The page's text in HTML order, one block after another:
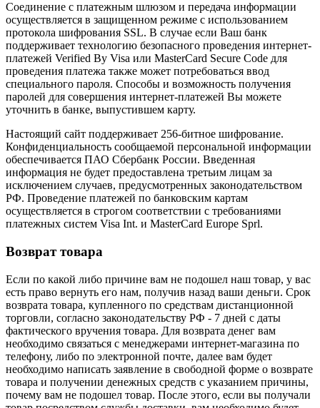
Соединение с платежным шлюзом и передача информации
осуществляется в защищенном режиме с использованием
протокола шифрования SSL. В случае если Ваш банк
поддерживает технологию безопасного проведения интернет-
платежей Verified By Visa или MasterCard Secure Code для
проведения платежа также может потребоваться ввод
специального пароля. Способы и возможность получения
паролей для совершения интернет-платежей Вы можете
уточнить в банке, выпустившем карту.
Настоящий сайт поддерживает 256-битное шифрование.
Конфиденциальность сообщаемой персональной информации
обеспечивается ПАО Сбербанк России. Введенная
информация не будет предоставлена третьим лицам за
исключением случаев, предусмотренных законодательством
РФ. Проведение платежей по банковским картам
осуществляется в строгом соответствии с требованиями
платежных систем Visa Int. и MasterCard Europe Sprl.
Возврат товара
Если по какой либо причине вам не подошел наш товар, у вас
есть право вернуть его нам, получив назад ваши деньги. Срок
возврата товара, купленного по средствам дистанционной
торговли, согласно законодательству РФ - 7 дней с даты
фактического вручения товара. Для возврата денег вам
необходимо связаться с менеджерами интернет-магазина по
телефону, либо по электронной почте, далее вам будет
необходимо написать заявление в свободной форме о возврате
товара и получении денежных средств с указанием причины,
почему вам не подошел товар. После этого, если вы получали